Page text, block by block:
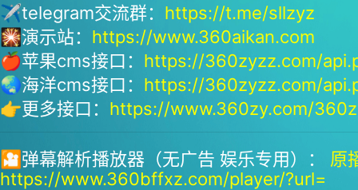
✈telegram交流群： https://t.me/sllzyz
🎇演示站： https://www.360aikan.com
🍎苹果cms接口： https://360zyzz.com/
🌏海洋cms接口： https://360zyzz.com/
👉更多接口： https://www.360zy.com/
🎦弹幕解析播放器（无广告 娱乐专用）： 原
https://www.360bffxz.com/player/?url=